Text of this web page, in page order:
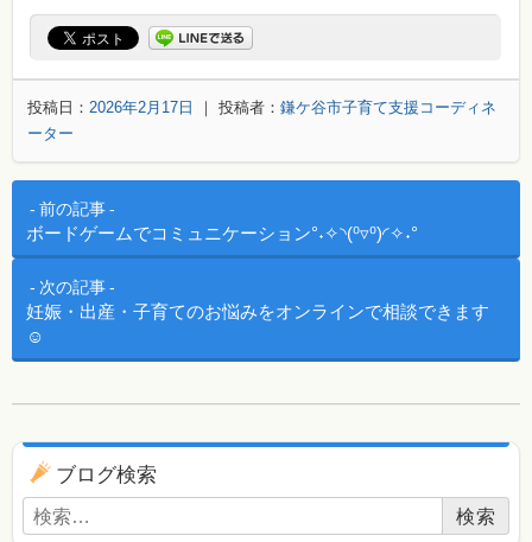
投稿日： 2026年2月17日 ｜ 投稿者： 鎌ケ谷市子育て支援コーディネ
ーター
投稿ナビゲーション
前の記事
ボードゲームでコミュニケーション°˖✧◝(⁰▿⁰)◜✧˖°
次の記事
妊娠・出産・子育てのお悩みをオンラインで相談できます
☺
ブログ用ナビゲーション
ブログ検索
検索: